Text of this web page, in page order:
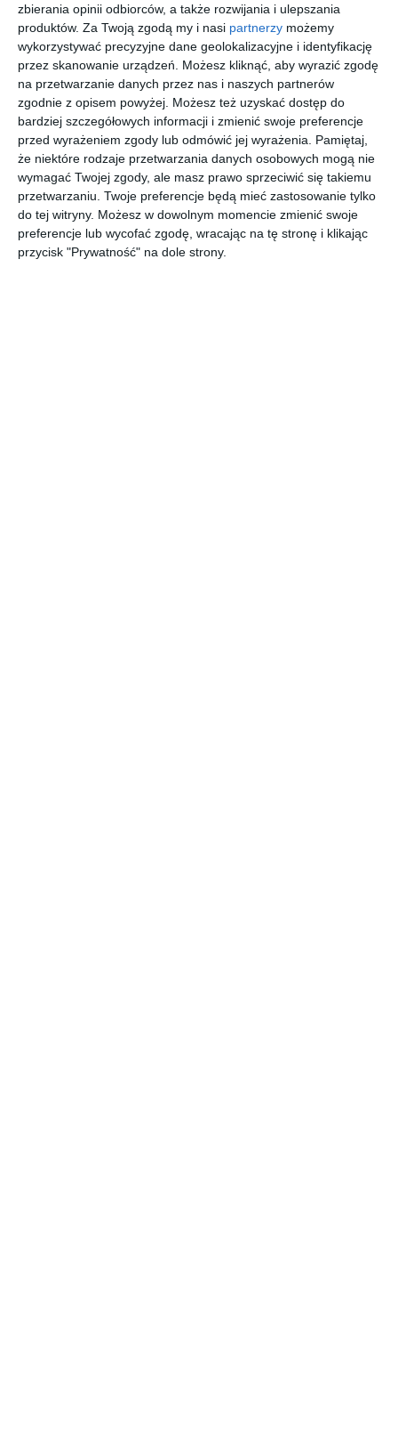
zbierania opinii odbiorców, a także rozwijania i ulepszania
produktów. Za Twoją zgodą my i nasi partnerzy możemy
wykorzystywać precyzyjne dane geolokalizacyjne i identyfikację
przez skanowanie urządzeń. Możesz kliknąć, aby wyrazić zgodę
na przetwarzanie danych przez nas i naszych partnerów
zgodnie z opisem powyżej. Możesz też uzyskać dostęp do
bardziej szczegółowych informacji i zmienić swoje preferencje
przed wyrażeniem zgody lub odmówić jej wyrażenia.
Pamiętaj,
że niektóre rodzaje przetwarzania danych osobowych mogą nie
wymagać Twojej zgody, ale masz prawo sprzeciwić się takiemu
przetwarzaniu. Twoje preferencje będą mieć zastosowanie tylko
do tej witryny. Możesz w dowolnym momencie zmienić swoje
preferencje lub wycofać zgodę, wracając na tę stronę i klikając
przycisk "Prywatność" na dole strony.
INSPIRACJA
Katalog schody do domu
2024
Ponad 7000 modeli schodów! Katalog powstał, aby wspierać
pracę profesjonalistów w swojej dziedzinie. Każdy produkt
posiada zdjęcie wizerunkowe, nazwę, parametry techniczne,
lata gwarancji oraz materiały, z których jest wykonany. Po
każdej kategorii przygotowywane jest zestawienie
parametrów technicznych w formie prostej i przejrzystej
tabeli. Zobacz cały https://bit.ly/aboutdecor